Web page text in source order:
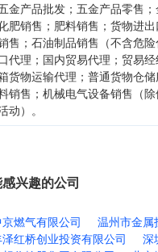
金产品批发；五金产品零售
肥销售；肥料销售；货物进
售；石油制品销售（不含危
代理；国内贸易代理；贸易
货物运输代理；普通货物仓
销售；机械电气设备销售（
动）。
兴趣的公司
燃气有限公司
温州市金属
红桥创业投资有限公司
深